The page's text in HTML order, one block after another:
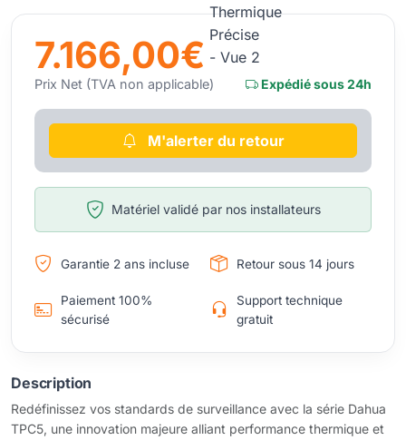
7.166,00€
Prix Net (TVA non applicable) Expédié sous 24h
M'alerter du retour
Matériel validé par nos installateurs
Garantie 2 ans incluse Retour sous 14 jours
Paiement 100%
sécurisé
Support technique
gratuit
Description
Redéfinissez vos standards de surveillance avec la série Dahua
TPC5, une innovation majeure alliant performance thermique et